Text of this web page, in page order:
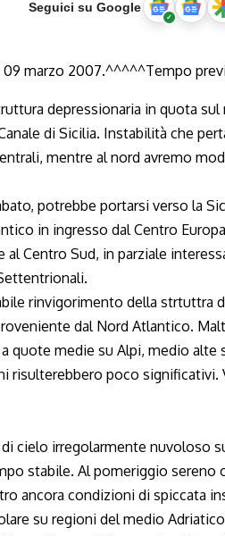
Seguici su Google
depressionaria in quota
di Sicilia. Instabilità che
mentre al nord avremo
potrebbe portarsi verso la
in ingresso dal Centro
al Centro Sud, in parziale
rinvigorimento della strtuttra
dal Nord Atlantico.
quote medie su Alpi, medio alte
risulterebbero poco
cielo irregolarmente nuvoloso
stabile. Al pomeriggio
ancora condizioni di spiccata
su regioni del medio